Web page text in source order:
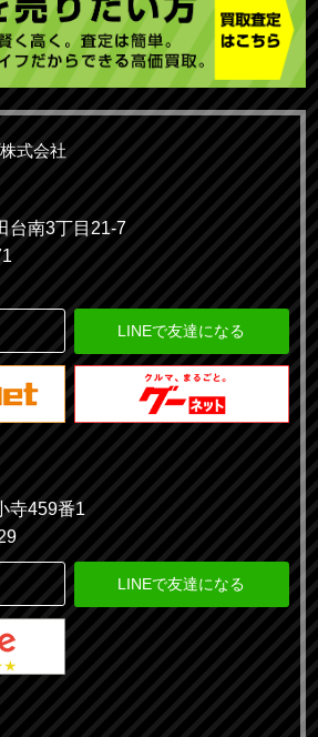
式会社
台南3丁目21-7
LINEで友達になる
寺459番1
LINEで友達になる